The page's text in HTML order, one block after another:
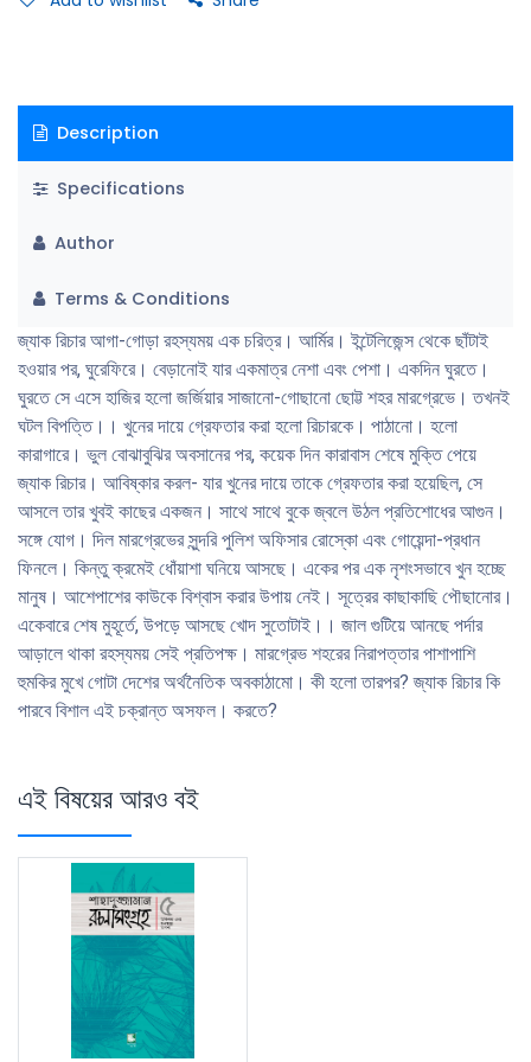
Description
Specifications
Author
Terms & Conditions
জ্যাক রিচার আগা-গােড়া রহস্যময় এক চরিত্র। আর্মির। ইন্টেলিজেন্স থেকে ছাঁটাই
হওয়ার পর, ঘুরেফিরে। বেড়ানােই যার একমাত্র নেশা এবং পেশা। একদিন ঘুরতে।
ঘুরতে সে এসে হাজির হলাে জর্জিয়ার সাজানাে-গােছানাে ছােট্ট শহর মারগ্রেভে। তখনই
ঘটল বিপত্তি।। খুনের দায়ে গ্রেফতার করা হলাে রিচারকে। পাঠানাে। হলাে
কারাগারে। ভুল বােঝাবুঝির অবসানের পর, কয়েক দিন কারাবাস শেষে মুক্তি পেয়ে
জ্যাক রিচার। আবিষ্কার করল- যার খুনের দায়ে তাকে গ্রেফতার করা হয়েছিল, সে
আসলে তার খুবই কাছের একজন। সাথে সাথে বুকে জ্বলে উঠল প্রতিশােধের আগুন।
সঙ্গে যােগ। দিল মারগ্রেভের সুন্দরি পুলিশ অফিসার রােস্কো এবং গােয়েন্দা-প্রধান
ফিনলে। কিন্তু ক্রমেই ধোঁয়াশা ঘনিয়ে আসছে। একের পর এক নৃশংসভাবে খুন হচ্ছে
মানুষ। আশেপাশের কাউকে বিশ্বাস করার উপায় নেই। সূত্রের কাছাকাছি পৌছানাের।
একেবারে শেষ মুহূর্তে, উপড়ে আসছে খােদ সুতােটাই।। জাল গুটিয়ে আনছে পর্দার
আড়ালে থাকা রহস্যময় সেই প্রতিপক্ষ। মারগ্রেভ শহরের নিরাপত্তার পাশাপাশি
হুমকির মুখে গােটা দেশের অর্থনৈতিক অবকাঠামাে। কী হলাে তারপর? জ্যাক রিচার কি
পারবে বিশাল এই চক্রান্ত অসফল। করতে?
এই বিষয়ের আরও বই